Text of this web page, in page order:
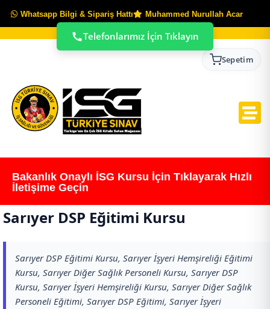
Whatsapp Bilgi & Sipariş Hattı Muhammed Nurullah Acar
Sepetim
Bakanlık Onaylı İSG Kursu İçin Tıklayarak Hızlı
İletişime Geçin
Sarıyer DSP Eğitimi Kursu
Sarıyer DSP Eğitimi Kursu, Sarıyer İşyeri Hemşireliği Eğitimi
Kursu, Sarıyer Diğer Sağlık Personeli Kursu, Sarıyer DSP
Kursu, Sarıyer İşyeri Hemşireliği Kursu, Sarıyer Diğer Sağlık
Personeli Eğitimi, Sarıyer DSP Eğitimi, Sarıyer İşyeri
Telefonlarımız İçin Tıklayın